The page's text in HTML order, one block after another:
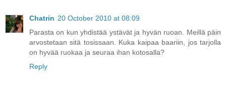
Chatrin 20 October 2010 at 08:09
Parasta on kun yhdistää ystävät ja hyvän ruoan. Meillä päin
arvostetaan sitä tosissaan. Kuka kaipaa baariin, jos tarjolla
on hyvää ruokaa ja seuraa ihan kotosalla?
Reply